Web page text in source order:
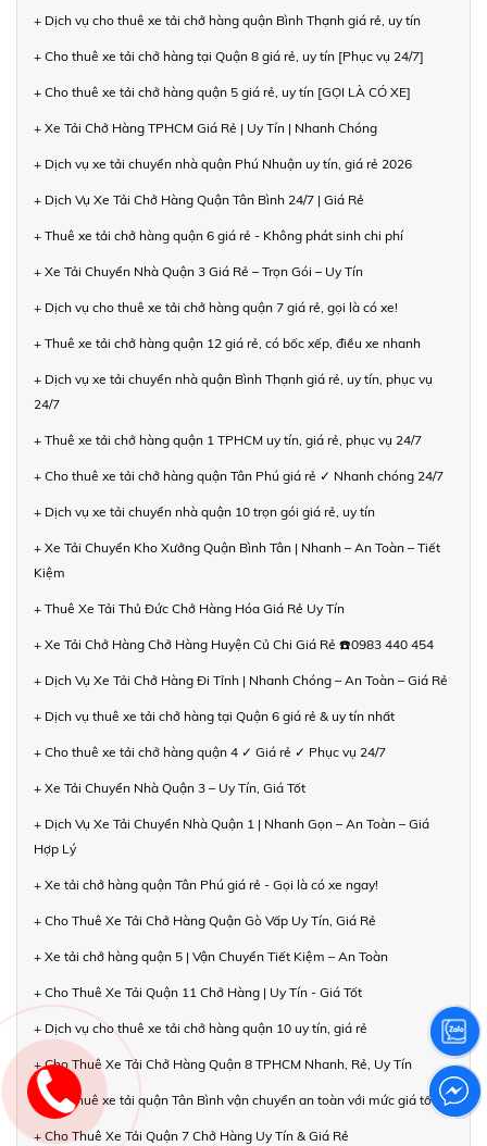
+ Dịch vụ cho thuê xe tải chở hàng quận Bình Thạnh giá rẻ, uy tín
+ Cho thuê xe tải chở hàng tại Quận 8 giá rẻ, uy tín [Phục vụ 24/7]
+ Cho thuê xe tải chở hàng quận 5 giá rẻ, uy tín [GỌI LÀ CÓ XE]
+ Xe Tải Chở Hàng TPHCM Giá Rẻ | Uy Tín | Nhanh Chóng
+ Dịch vụ xe tải chuyển nhà quận Phú Nhuận uy tín, giá rẻ 2026
+ Dịch Vụ Xe Tải Chở Hàng Quận Tân Bình 24/7 | Giá Rẻ
+ Thuê xe tải chở hàng quận 6 giá rẻ - Không phát sinh chi phí
+ Xe Tải Chuyển Nhà Quận 3 Giá Rẻ – Trọn Gói – Uy Tín
+ Dịch vụ cho thuê xe tải chở hàng quận 7 giá rẻ, gọi là có xe!
+ Thuê xe tải chở hàng quận 12 giá rẻ, có bốc xếp, điều xe nhanh
+ Dịch vụ xe tải chuyển nhà quận Bình Thạnh giá rẻ, uy tín, phục vụ
24/7
+ Thuê xe tải chở hàng quận 1 TPHCM uy tín, giá rẻ, phục vụ 24/7
+ Cho thuê xe tải chở hàng quận Tân Phú giá rẻ ✓ Nhanh chóng 24/7
+ Dịch vụ xe tải chuyển nhà quận 10 trọn gói giá rẻ, uy tín
+ Xe Tải Chuyển Kho Xưởng Quận Bình Tân | Nhanh – An Toàn – Tiết
Kiệm
+ Thuê Xe Tải Thủ Đức Chở Hàng Hóa Giá Rẻ Uy Tín
+ Xe Tải Chở Hàng Chở Hàng Huyện Củ Chi Giá Rẻ ☎️0983 440 454
+ Dịch Vụ Xe Tải Chở Hàng Đi Tỉnh | Nhanh Chóng – An Toàn – Giá Rẻ
+ Dịch vụ thuê xe tải chở hàng tại Quận 6 giá rẻ & uy tín nhất
+ Cho thuê xe tải chở hàng quận 4 ✓ Giá rẻ ✓ Phục vụ 24/7
+ Xe Tải Chuyển Nhà Quận 3 – Uy Tín, Giá Tốt
+ Dịch Vụ Xe Tải Chuyển Nhà Quận 1 | Nhanh Gọn – An Toàn – Giá
Hợp Lý
+ Xe tải chở hàng quận Tân Phú giá rẻ - Gọi là có xe ngay!
+ Cho Thuê Xe Tải Chở Hàng Quận Gò Vấp Uy Tín, Giá Rẻ
+ Xe tải chở hàng quận 5 | Vận Chuyển Tiết Kiệm – An Toàn
+ Cho Thuê Xe Tải Quận 11 Chở Hàng | Uy Tín - Giá Tốt
+ Dịch vụ cho thuê xe tải chở hàng quận 10 uy tín, giá rẻ
+ Cho Thuê Xe Tải Chở Hàng Quận 8 TPHCM Nhanh, Rẻ, Uy Tín
+ Cho thuê xe tải quận Tân Bình vận chuyển an toàn với mức giá tốt
+ Cho Thuê Xe Tải Quận 7 Chở Hàng Uy Tín & Giá Rẻ